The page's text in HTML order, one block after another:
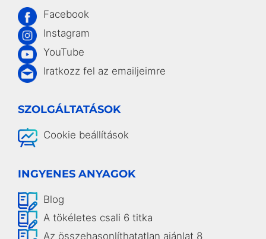
Facebook
Instagram
YouTube
Iratkozz fel az emailjeimre
SZOLGÁLTATÁSOK
Cookie beállítások
INGYENES ANYAGOK
Blog
A tökéletes csali 6 titka
Az összehasonlíthatatlan ajánlat 8